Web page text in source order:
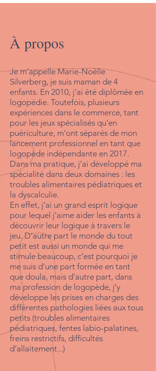
À propos
Je m’appelle Marie-Noëlle
Silverberg, je suis maman de 4
enfants. En 2010, j’ai été diplômée en
logopédie. Toutefois, plusieurs
expériences dans le commerce, tant
pour les jeux spécialisés qu’en
puériculture, m’ont séparés de mon
lancement professionnel en tant que
logopède indépendante en 2017.
Dans ma pratique, j’ai développé ma
spécialité dans deux domaines : les
troubles alimentaires pédiatriques et
la dyscalculie.
En effet, j’ai un grand esprit logique
pour lequel j’aime aider les enfants à
découvrir leur logique à travers le
jeu. D’autre part le monde du tout
petit est aussi un monde qui me
stimule beaucoup, c’est pourquoi je
me suis d’une part formée en tant
que doula, mais d’autre part, dans
ma profession de logopède, j’y
développe les prises en charges des
différentes pathologies liées aux tous
petits (troubles alimentaires
pédiatriques, fentes labio-palatines,
freins restrictifs, difficultés
d’allaitement...)